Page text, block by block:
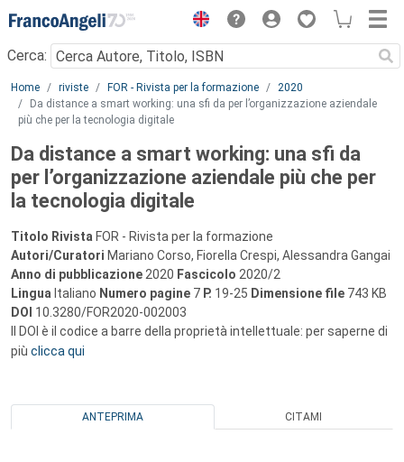
Menu
Cerca:
Main content
Home riviste FOR - Rivista per la formazione
2020
Da distance a smart working: una sfi da per l’organizzazione aziendale
più che per la tecnologia digitale
Da distance a smart working: una sfi da
per l’organizzazione aziendale più che per
la tecnologia digitale
Titolo Rivista FOR - Rivista per la formazione
Autori/Curatori Mariano Corso, Fiorella Crespi, Alessandra Gangai
Anno di pubblicazione 2020 Fascicolo 2020/2
Lingua Italiano Numero pagine 7 P. 19-25 Dimensione file 743 KB
DOI 10.3280/FOR2020-002003
Il DOI è il codice a barre della proprietà intellettuale: per saperne di
più clicca qui
ANTEPRIMA CITAMI